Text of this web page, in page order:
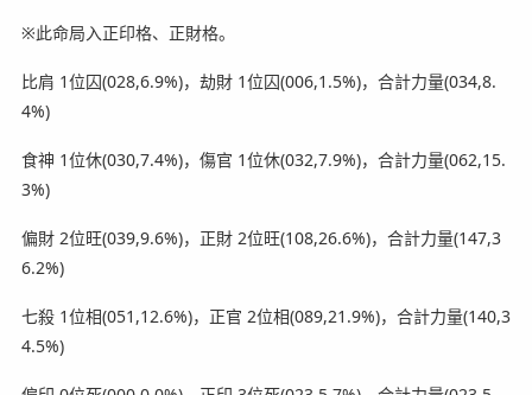
※此命局入正印格、正財格。
比肩 1位囚(028,6.9%)，劫財 1位囚(006,1.5%)，合計力量(034,8.
4%)
食神 1位休(030,7.4%)，傷官 1位休(032,7.9%)，合計力量(062,15.
3%)
偏財 2位旺(039,9.6%)，正財 2位旺(108,26.6%)，合計力量(147,3
6.2%)
七殺 1位相(051,12.6%)，正官 2位相(089,21.9%)，合計力量(140,3
4.5%)